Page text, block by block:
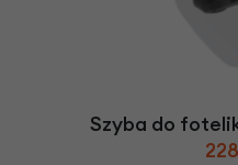
Szyba do